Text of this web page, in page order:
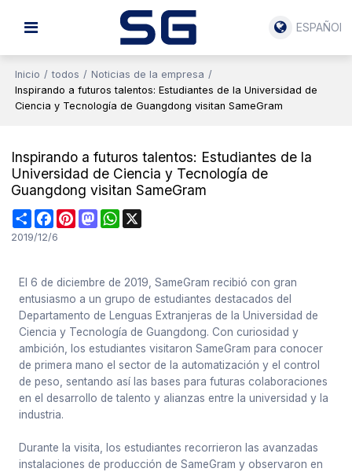
ESPAÑOL
Inicio / todos / Noticias de la empresa /
Inspirando a futuros talentos: Estudiantes de la Universidad de
Ciencia y Tecnología de Guangdong visitan SameGram
Inspirando a futuros talentos: Estudiantes de la
Universidad de Ciencia y Tecnología de
Guangdong visitan SameGram
ShareFacebookPinterestMastodonWhatsApp
2019/12/6
El 6 de diciembre de 2019, SameGram recibió con gran
entusiasmo a un grupo de estudiantes destacados del
Departamento de Lenguas Extranjeras de la Universidad de
Ciencia y Tecnología de Guangdong. Con curiosidad y
ambición, los estudiantes visitaron SameGram para conocer
de primera mano el sector de la automatización y el control
de peso, sentando así las bases para futuras colaboraciones
en el desarrollo de talento y alianzas entre la universidad y la
industria.
Durante la visita, los estudiantes recorrieron las avanzadas
instalaciones de producción de SameGram y observaron en